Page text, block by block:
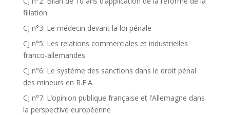
filiation
CJ n°3: Le médecin devant la loi pénale
CJ n°5: Les relations commerciales et industrielles
franco-allemandes
CJ n°6: Le système des sanctions dans le droit pénal
des mineurs en R.F.A.
CJ n°7: L’opinion publique française et l’Allemagne dans
la perspective européenne